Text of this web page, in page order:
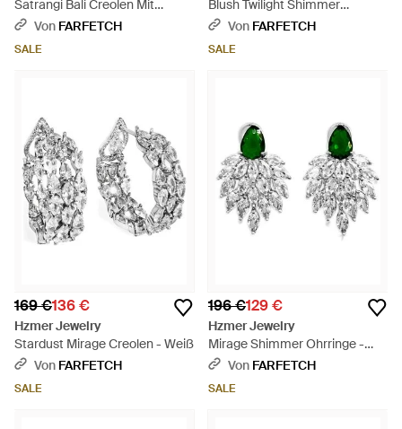
Satrangi Bali Creolen Mit
Tropfen - Mettallic
Von FARFETCH
SALE
Blush Twilight Shimmer
Ohrringe - Lila
Von FARFETCH
SALE
169 €136 €
Hzmer Jewelry
Stardust Mirage Creolen - Weiß
Von FARFETCH
SALE
196 €129 €
Hzmer Jewelry
Mirage Shimmer Ohrringe -
Mettallic
Von FARFETCH
SALE